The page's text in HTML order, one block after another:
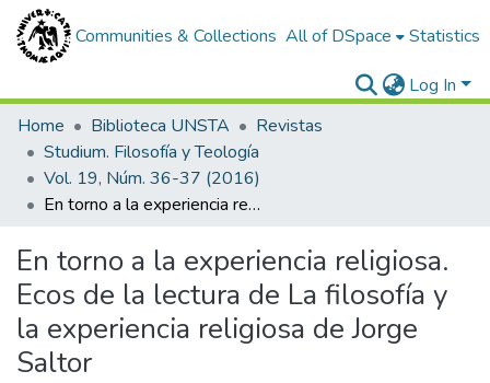
Communities & Collections All of DSpace Statistics
Log In
Home
Biblioteca UNSTA
Revistas
Studium. Filosofía y Teología
Vol. 19, Núm. 36-37 (2016)
En torno a la experiencia religiosa. Ecos de la lectura de La filosofía y la experiencia religiosa de Jorge Saltor
En torno a la experiencia religiosa.
Ecos de la lectura de La filosofía y
la experiencia religiosa de Jorge
Saltor